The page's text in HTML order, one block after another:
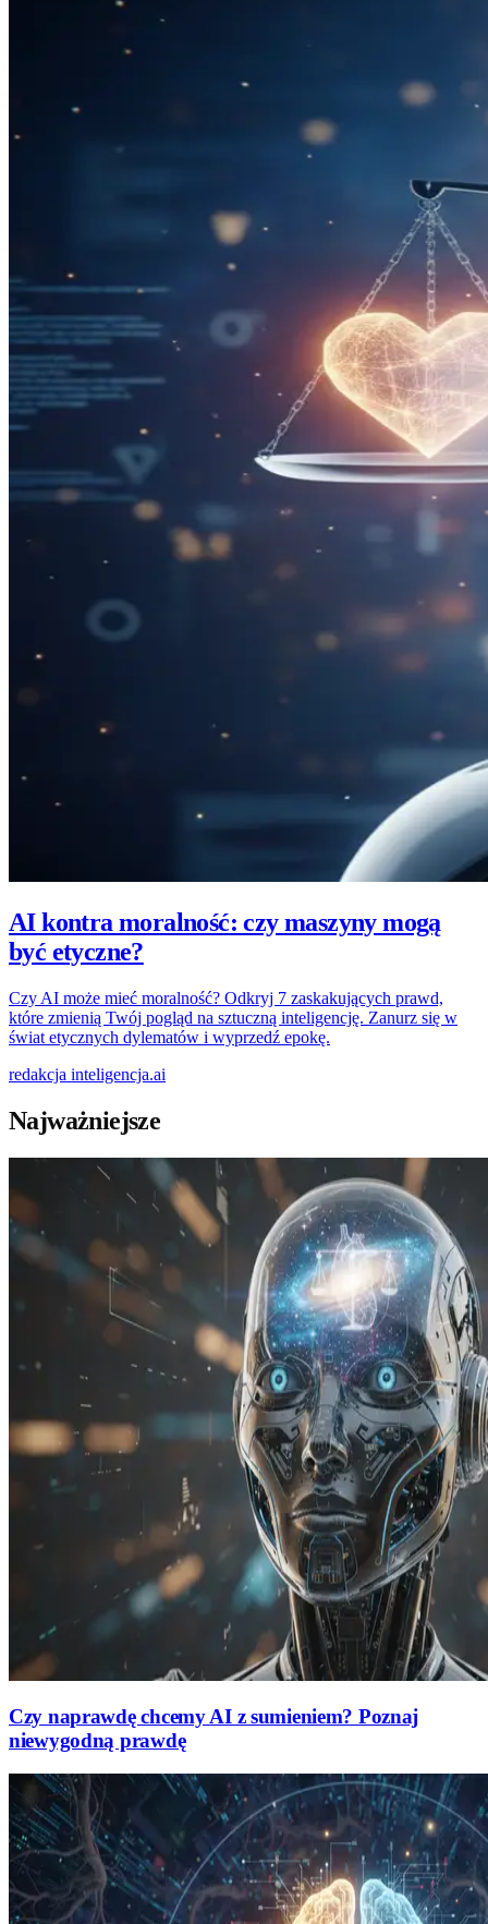
AI kontra moralność: czy maszyny mogą
być etyczne?
Czy AI może mieć moralność? Odkryj 7 zaskakujących prawd,
które zmienią Twój pogląd na sztuczną inteligencję. Zanurz się w
świat etycznych dylematów i wyprzedź epokę.
redakcja inteligencja.ai
Najważniejsze
Czy naprawdę chcemy AI z sumieniem? Poznaj
niewygodną prawdę